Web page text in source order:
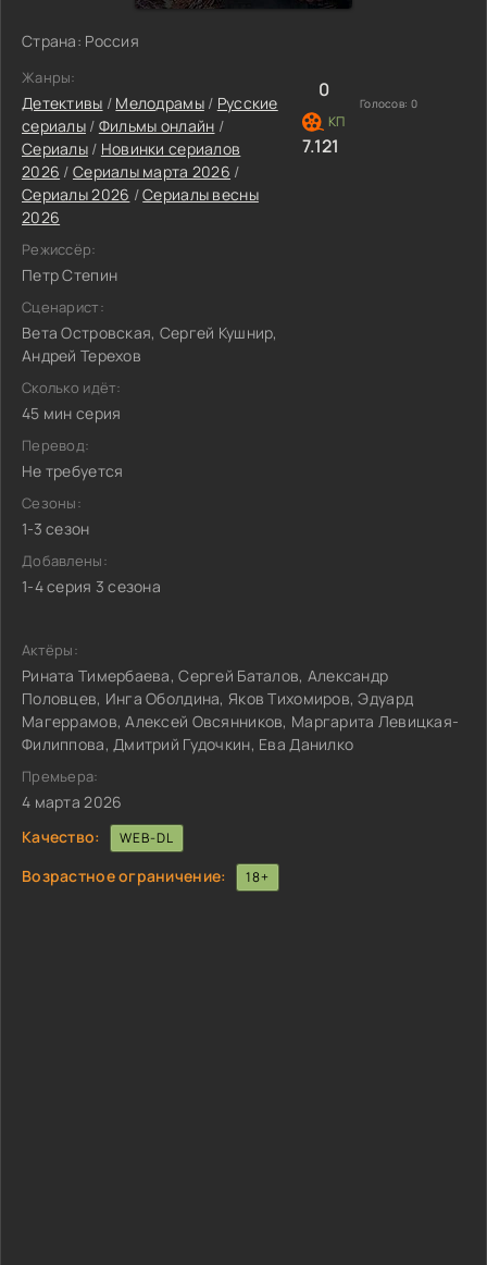
Страна: Россия
Жанры:
Детективы / Мелодрамы/ Русские
сериалы/ Фильмы онлайн /
Сериалы/ Новинки сериалов
2026 / Сериалы марта 2026 /
Сериалы 2026 /Сериалы весны
2026
Режиссёр:
Петр Степин
Сценарист:
Вета Островская, Сергей Кушнир,
Андрей Терехов
Сколько идёт:
45 мин серия
Перевод:
Не требуется
Сезоны:
1-3 сезон
Добавлены:
1-4 серия 3 сезона
0
Голосов: 0
7.121
Актёры:
Рината Тимербаева, Сергей Баталов, Александр
Половцев, Инга Оболдина, Яков Тихомиров, Эдуард
Магеррамов, Алексей Овсянников, Маргарита Левицкая-
Филиппова, Дмитрий Гудочкин, Ева Данилко
Премьера:
4 марта 2026
Качество:
WEB-DL
Возрастное ограничение: 18+